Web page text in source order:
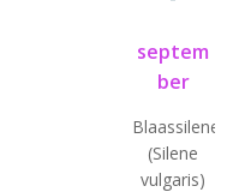
septem
ber
Blaassilene
(Silene
vulgaris)